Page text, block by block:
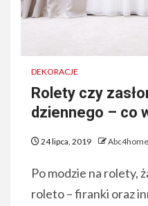
DEKORACJE
Rolety czy
dziennego – co
24 lipca, 2019 Abc4home
Po modzie na rolety,
roleto – firanki oraz